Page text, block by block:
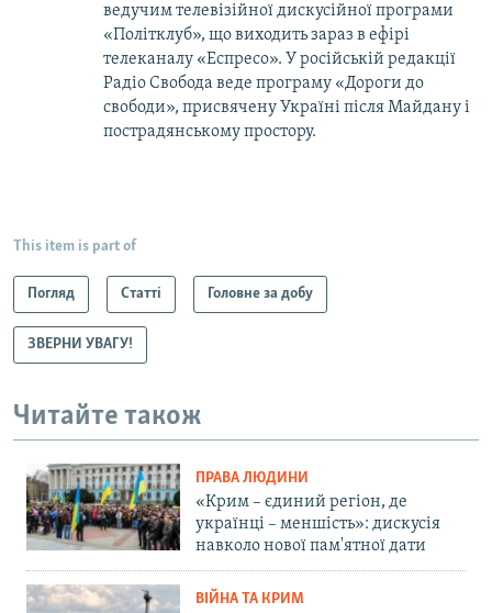
ведучим телевізійної дискусійної програми
«Політклуб», що виходить зараз в ефірі
телеканалу «Еспресо». У російській редакції
Радіо Свобода веде програму «Дороги до
свободи», присвячену Україні після Майдану і
пострадянському простору.
This item is part of
Погляд Статті Головне за добу
ЗВЕРНИ УВАГУ!
Читайте також
ПРАВА ЛЮДИНИ
«Крим – єдиний регіон, де
українці – меншість»: дискусія
навколо нової пам'ятної дати
ВІЙНА ТА КРИМ